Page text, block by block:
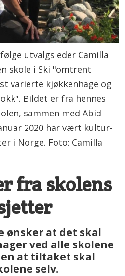
Ifølge utvalgsleder Camilla
skole i Ski "omtrent
varierte kjøkkenhage og
Bildet er fra hennes
sammen med Abid
2020 har vært kultur-
i Norge. Foto: Camilla
fra skolens
ønsker at det skal
ved alle skolene
at tiltaket skal
selv.